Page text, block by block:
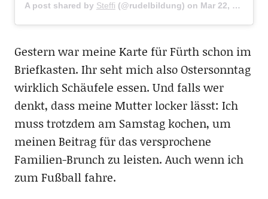
A post shared by Steffi (@rudelbildung) on Mar 22, 2018 at 11:54pm PDT
Gestern war meine Karte für Fürth schon im
Briefkasten. Ihr seht mich also Ostersonntag
wirklich Schäufele essen. Und falls wer
denkt, dass meine Mutter locker lässt: Ich
muss trotzdem am Samstag kochen, um
meinen Beitrag für das versprochene
Familien-Brunch zu leisten. Auch wenn ich
zum Fußball fahre.